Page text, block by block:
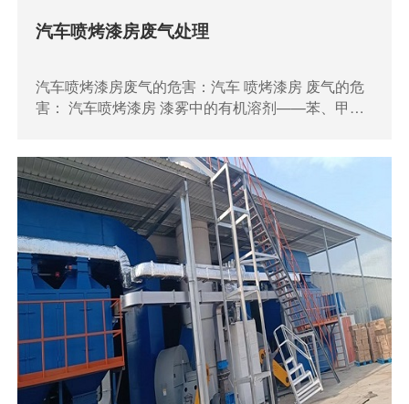
汽车喷烤漆房废气处理
汽车喷烤漆房​废气的危害：汽车 喷烤漆房​ 废气的危
害： 汽车喷烤漆房 漆雾中的有机溶剂——苯、甲
要引起中枢神经系统及造血系统的损害